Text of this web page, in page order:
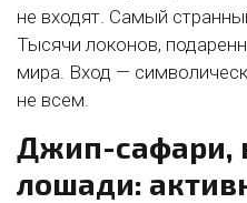
не входят. Самый
Тысячи локонов,
мира. Вход —
не всем.
Джип-сафари,
лошади: